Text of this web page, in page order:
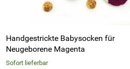
Handgestrickte Babysocken für
Neugeborene Magenta
Sofort lieferbar